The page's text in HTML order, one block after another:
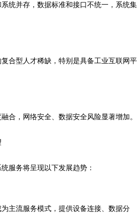
统并存，数据标准和接口不统一，系统集
合型人才稀缺，特别是具备工业互联网平
合，网络安全、数据安全风险显著增加。
服务将呈现以下发展趋势：
主流服务模式，提供设备连接、数据分